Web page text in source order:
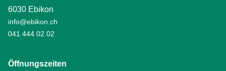
6030 Ebikon
info@ebikon.ch
041 444 02 02
Öffnungszeiten